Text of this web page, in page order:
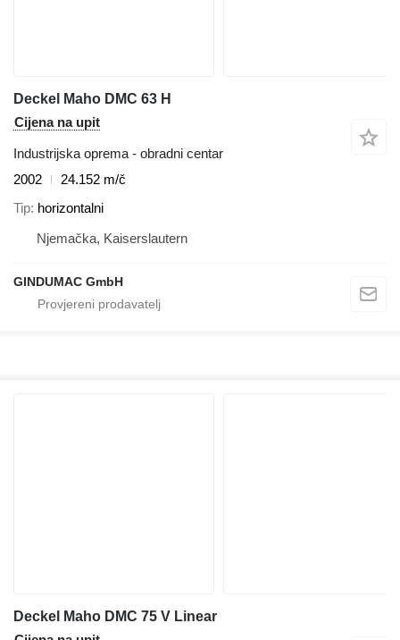
Deckel Maho DMC 63 H
Cijena na upit
Industrijska oprema - obradni centar
2002
24.152 m/č
Tip horizontalni
Njemačka, Kaiserslautern
GINDUMAC GmbH
Deckel Maho DMC 75 V Linear